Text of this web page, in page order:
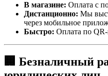
В магазине: Оплата с
Дистанционно: Мы
через мобильное
Быстро: Оплата по
🏢 Безналичный